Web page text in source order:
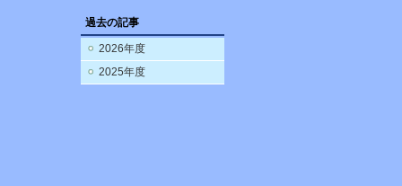
過去の記事
2026年度
2025年度